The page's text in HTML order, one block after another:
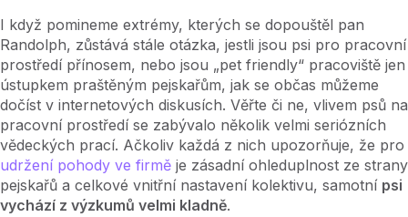
I když pomineme extrémy, kterých se dopouštěl pan
Randolph, zůstává stále otázka, jestli jsou psi pro pracovní
prostředí přínosem, nebo jsou „pet friendly“ pracoviště jen
ústupkem praštěným pejskařům, jak se občas můžeme
dočíst v internetových diskusích. Věřte či ne, vlivem psů na
pracovní prostředí se zabývalo několik velmi seriózních
vědeckých prací. Ačkoliv každá z nich upozorňuje, že pro
udržení pohody ve firmě je zásadní ohleduplnost ze strany
pejskařů a celkové vnitřní nastavení kolektivu, samotní psi
vychází z výzkumů velmi kladně.